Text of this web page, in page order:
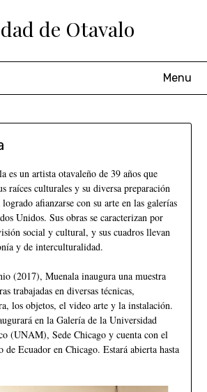
de Otavalo
Menu
es un artista otavaleño de 39 años que
raíces culturales y su diversa preparación
afianzarse con su arte en las galerías
Unidos. Sus obras se caracterizan por
social y cultural, y sus cuadros llevan
y de interculturalidad.
(2017), Muenala inaugura una muestra
trabajadas en diversas técnicas,
los objetos, el video arte y la instalación.
en la Galería de la Universidad
(UNAM), Sede Chicago y cuenta con el
de Ecuador en Chicago. Estará abierta hasta